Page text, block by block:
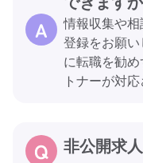
情報収集や
登録をお願
に転職を勧
トナーが対
非公開求